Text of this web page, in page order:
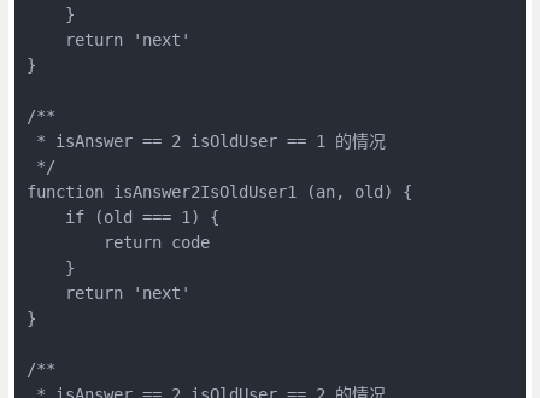
    }
    return 'next'
}
/**
* isAnswer == 2 isOldUser == 1 的情况
*/
function isAnswer2IsOldUser1 (an, old) {
    if (old === 1) {
        return code
    }
    return 'next'
}
/**
* isAnswer == 2 isOldUser == 2 的情况